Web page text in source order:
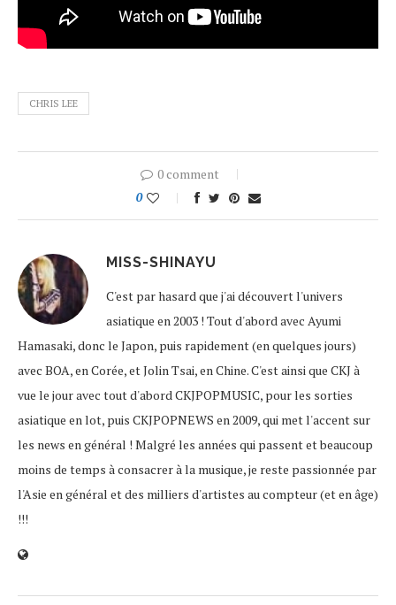
CHRIS LEE
0 comment
0
MISS-SHINAYU
C'est par hasard que j'ai découvert l'univers
asiatique en 2003 ! Tout d'abord avec Ayumi
Hamasaki, donc le Japon, puis rapidement (en quelques jours)
avec BOA, en Corée, et Jolin Tsai, en Chine. C'est ainsi que CKJ à
vue le jour avec tout d'abord CKJPOPMUSIC, pour les sorties
asiatique en lot, puis CKJPOPNEWS en 2009, qui met l'accent sur
les news en général ! Malgré les années qui passent et beaucoup
moins de temps à consacrer à la musique, je reste passionnée par
l'Asie en général et des milliers d'artistes au compteur (et en âge)
!!!